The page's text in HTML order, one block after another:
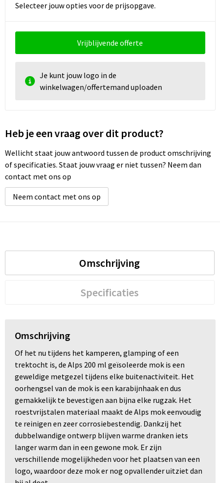
Selecteer jouw opties voor de prijsopgave.
Vrijblijvende offerte
Je kunt jouw logo in de
winkelwagen/offertemand uploaden
Heb je een vraag over dit product?
Wellicht staat jouw antwoord tussen de product omschrijving
of specificaties. Staat jouw vraag er niet tussen? Neem dan
contact met ons op
Neem contact met ons op
Omschrijving
Specificaties
Omschrijving
Of het nu tijdens het kamperen, glamping of een
trektocht is, de Alps 200 ml geïsoleerde mok is een
geweldige metgezel tijdens elke buitenactiviteit. Het
oorhengsel van de mok is een karabijnhaak en dus
gemakkelijk te bevestigen aan bijna elke rugzak. Het
roestvrijstalen materiaal maakt de Alps mok eenvoudig
te reinigen en zeer corrosiebestendig. Dankzij het
dubbelwandige ontwerp blijven warme dranken iets
langer warm dan in een gewone mok. Er zijn
verschillende mogelijkheden voor het plaatsen van een
logo, waardoor deze mok er nog opvallender uitziet dan